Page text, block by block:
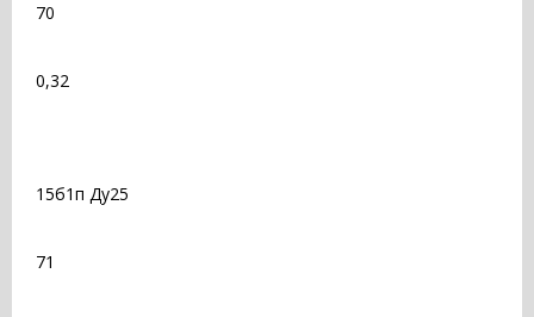
70
0,32
15б1п Ду25
71